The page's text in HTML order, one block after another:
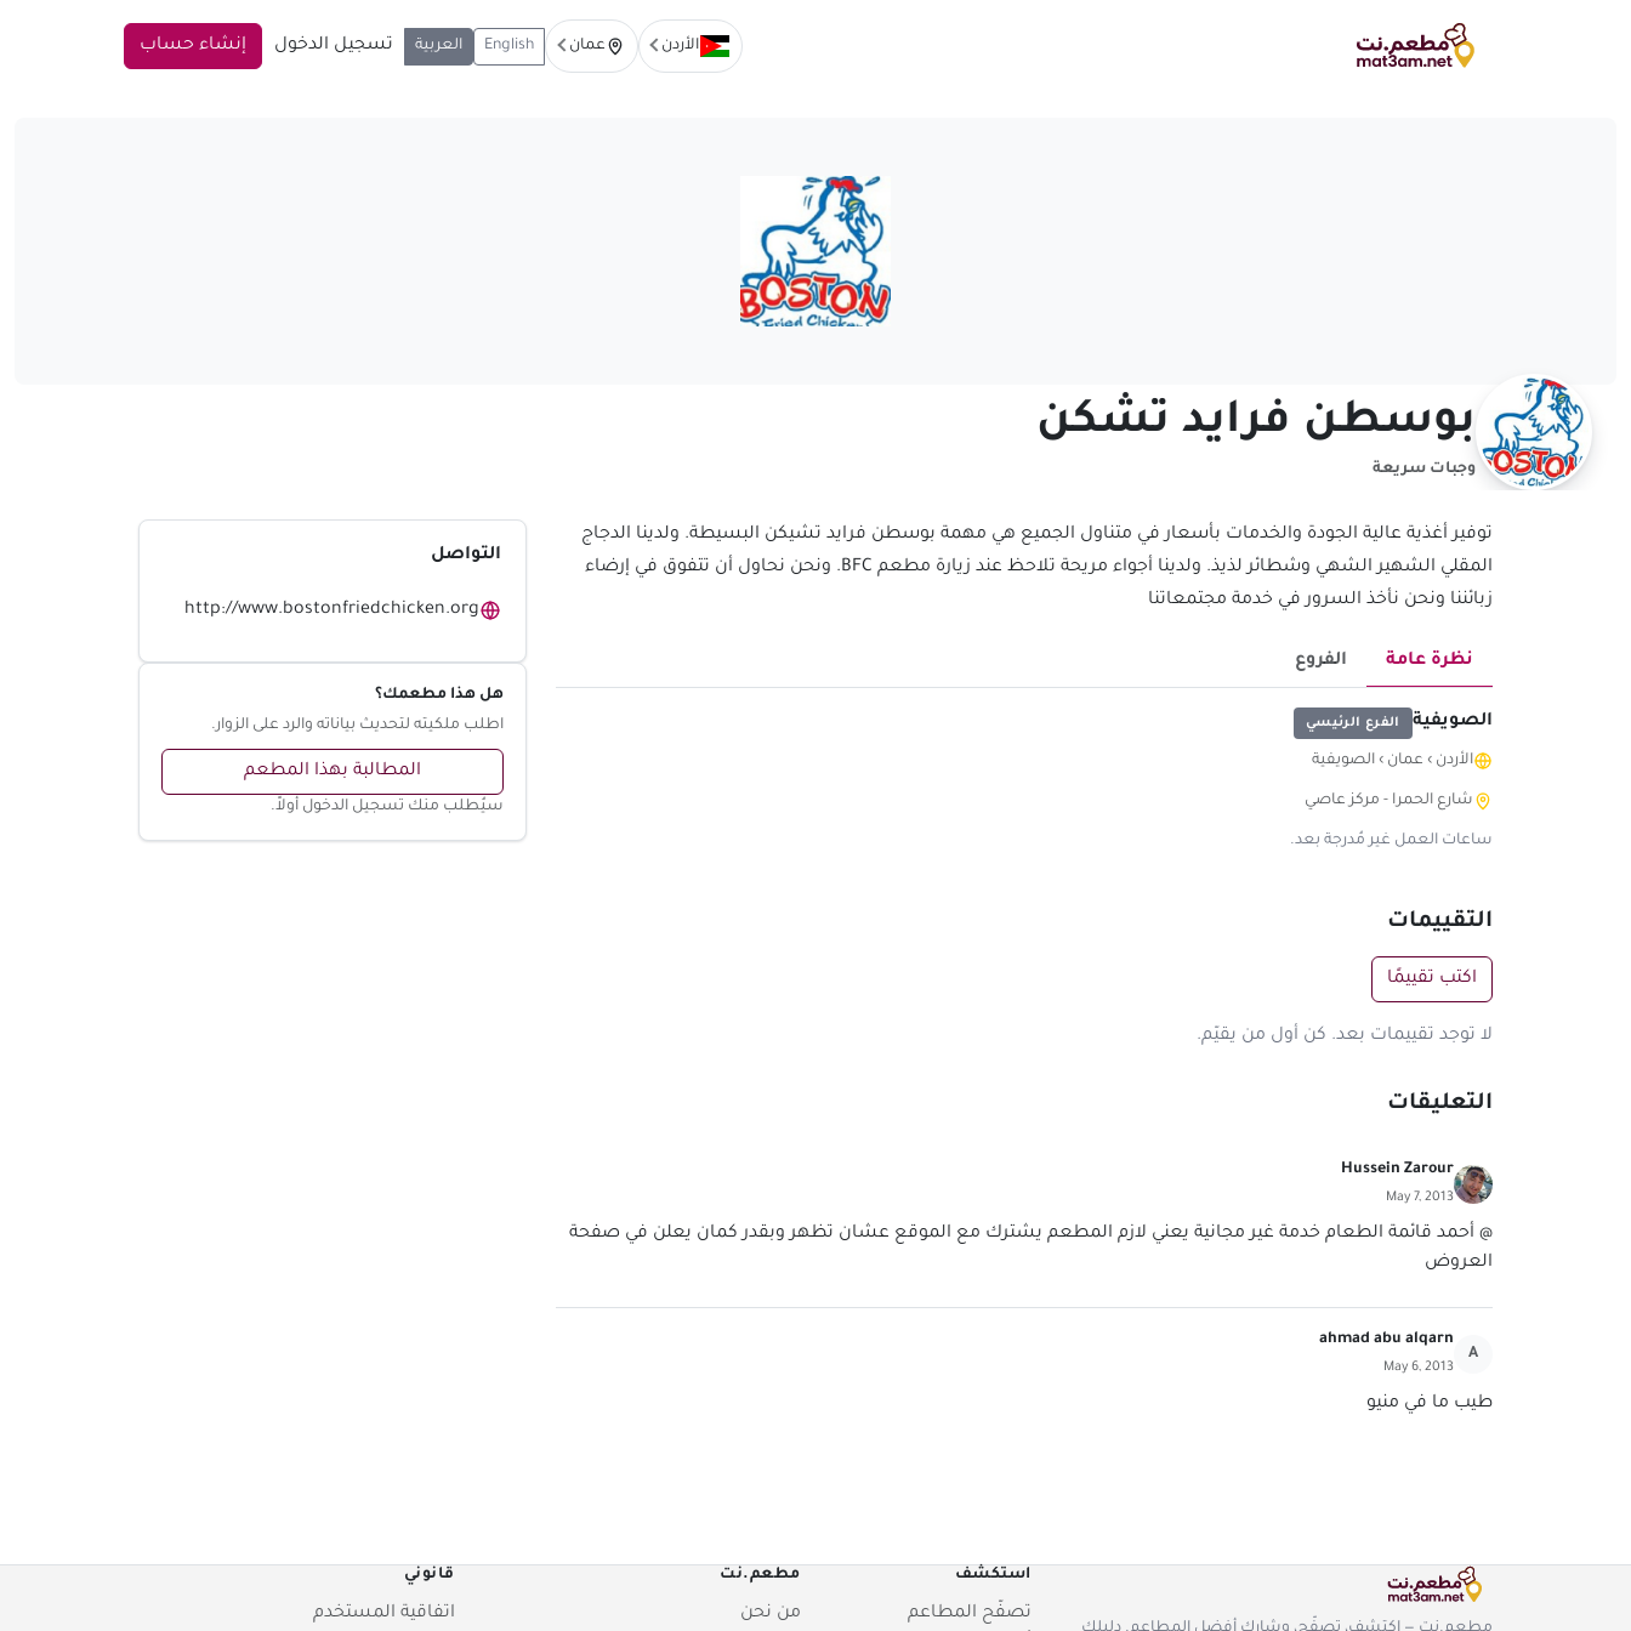
الأردن عمان English العربية تسجيل الدخول إنشاء حساب
بوسطن فرايد تشكن
وجبات سريعة
توفير أغذية عالية الجودة والخدمات بأسعار في متناول الجميع هي مهمة بوسطن فرايد تشيكن البسيطة. ولدينا الدجاج
المقلي الشهير الشهي وشطائر لذيذ. ولدينا أجواء مريحة تلاحظ عند زيارة مطعم BFC. ونحن نحاول أن تتفوق في إرضاء
زبائننا ونحن نأخذ السرور في خدمة مجتمعاتنا
نظرة عامة الفروع
الصويفية الفرع الرئيسي
الأردن › عمان › الصويفية
شارع الحمرا - مركز عاصي
ساعات العمل غير مُدرجة بعد.
التقييمات
اكتب تقييمًا
لا توجد تقييمات بعد. كن أول من يقيّم.
التعليقات
Hussein Zarour
May 7, 2013
@ أحمد قائمة الطعام خدمة غير مجانية يعني لازم المطعم يشترك مع الموقع عشان تظهر وبقدر كمان يعلن في صفحة
العروض
A
ahmad abu alqarn
May 6, 2013
طيب ما في منيو
التواصل
http://www.bostonfriedchicken.org
هل هذا مطعمك؟
اطلب ملكيته لتحديث بياناته والرد على الزوار.
المطالبة بهذا المطعم
سيُطلب منك تسجيل الدخول أولاً.
استكشف
تصفّح المطاعم
مطعم.نت
من نحن
قانوني
اتفاقية المستخدم